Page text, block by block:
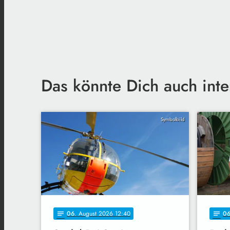
Das könnte Dich auch
Symbolbild
notes 06. August 2026 12:40 notes 06